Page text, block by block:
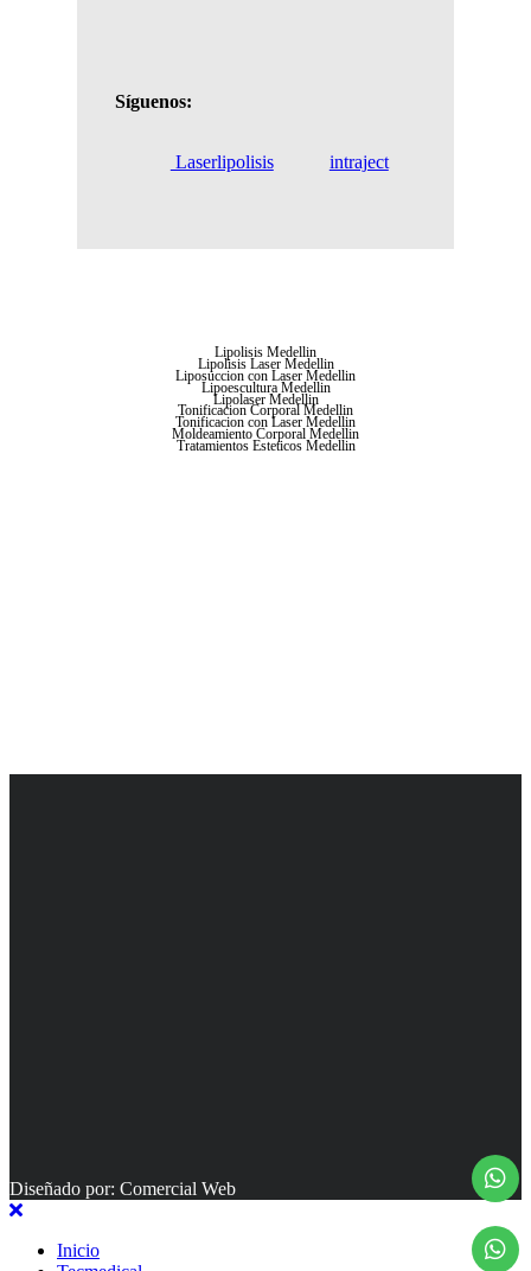
Síguenos:
Laserlipolisis intraject
Lipolisis Medellin
Lipolisis Laser Medellin
Liposuccion con Laser Medellin
Lipoescultura Medellin
Lipolaser Medellin
Tonificacion Corporal Medellin
Tonificacion con Laser Medellin
Moldeamiento Corporal Medellin
Tratamientos Esteticos Medellin
Diseñado por: Comercial Web
Inicio